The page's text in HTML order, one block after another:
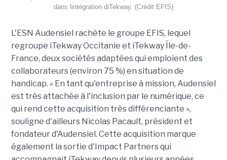
dans lintégration diTekway. (Crédit EFIS)
L'ESN Audensiel rachète le groupe EFIS, lequel
regroupe iTekway Occitanie et iTekway Île-de-
France, deux sociétés adaptées qui emploient des
collaborateurs (environ 75 %) en situation de
handicap. « En tant qu'entreprise à mission, Audensiel
est très attachée à l'inclusion par le numérique, ce
qui rend cette acquisition très différenciante »,
souligne d'ailleurs Nicolas Pacault, président et
fondateur d'Audensiel. Cette acquisition marque
également la sortie d'Impact Partners qui